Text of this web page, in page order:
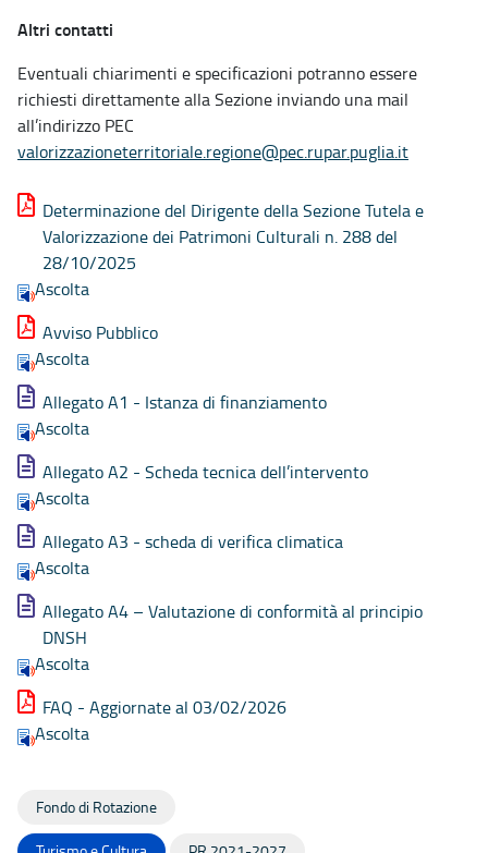
Altri contatti
Eventuali chiarimenti e specificazioni potranno essere
richiesti direttamente alla Sezione inviando una mail
all’indirizzo PEC
valorizzazioneterritoriale.regione@pec.rupar.puglia.it
Determinazione del Dirigente della Sezione Tutela e
Valorizzazione dei Patrimoni Culturali n. 288 del
28/10/2025
Ascolta
Avviso Pubblico
Ascolta
Allegato A1 - Istanza di finanziamento
Ascolta
Allegato A2 - Scheda tecnica dell’intervento
Ascolta
Allegato A3 - scheda di verifica climatica
Ascolta
Allegato A4 – Valutazione di conformità al principio
DNSH
Ascolta
FAQ - Aggiornate al 03/02/2026
Ascolta
Fondo di Rotazione